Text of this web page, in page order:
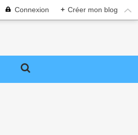
Connexion + Créer mon blog